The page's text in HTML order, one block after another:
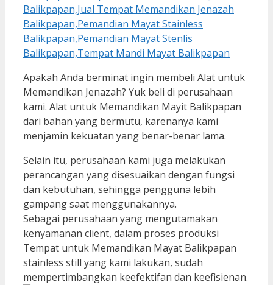
Apakah Anda berminat ingin membeli Alat untuk
Memandikan Jenazah? Yuk beli di perusahaan
kami. Alat untuk Memandikan Mayit Balikpapan
dari bahan yang bermutu, karenanya kami
menjamin kekuatan yang benar-benar lama.
Selain itu, perusahaan kami juga melakukan
perancangan yang disesuaikan dengan fungsi
dan kebutuhan, sehingga pengguna lebih
gampang saat menggunakannya.
Sebagai perusahaan yang mengutamakan
kenyamanan client, dalam proses produksi
Tempat untuk Memandikan Mayat Balikpapan
stainless still yang kami lakukan, sudah
mempertimbangkan keefektifan dan keefisienan.